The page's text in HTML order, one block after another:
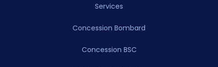
Services
Concession Bombard
Concession BSC